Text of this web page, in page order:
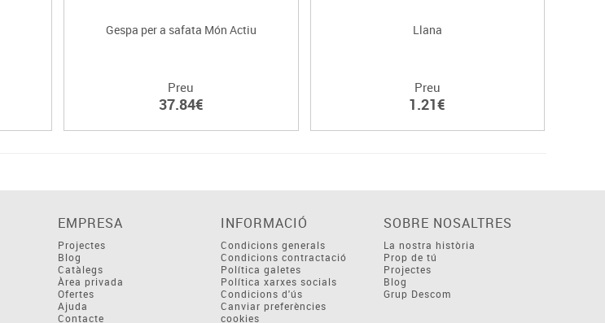
Gespa per a safata Món Actiu
Preu
37.84€
Llana
Preu
1.21€
EMPRESA
Projectes
Blog
Catàlegs
Àrea privada
Ofertes
Ajuda
Contacte
INFORMACIÓ
Condicions generals
Condicions contractació
Política galetes
Política xarxes socials
Condicions d'ús
Canviar preferències
cookies
SOBRE NOSALTRES
La nostra història
Prop de tú
Projectes
Blog
Grup Descom